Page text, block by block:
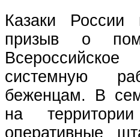
Казаки
призыв о
системную
беженцам. В
на
оперативные